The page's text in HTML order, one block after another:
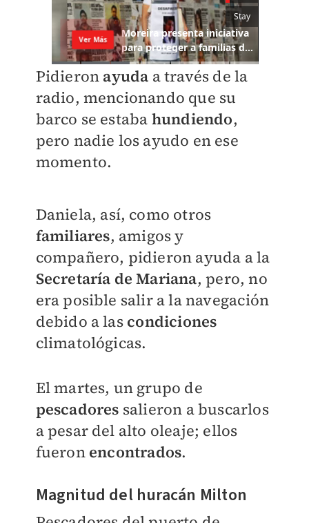
Pidieron ayuda a través de la
radio, mencionando que su
barco se estaba hundiendo,
pero nadie los ayudo en ese
momento.
Daniela, así, como otros
familiares, amigos y
compañero, pidieron ayuda a la
Secretaría de Mariana, pero, no
era posible salir a la navegación
debido a las condiciones
climatológicas.
El martes, un grupo de
pescadores salieron a buscarlos
a pesar del alto oleaje; ellos
fueron encontrados.
Magnitud del huracán Milton